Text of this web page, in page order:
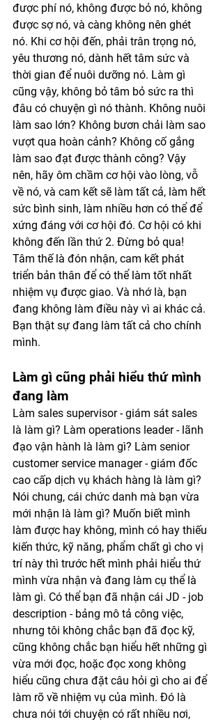
được phí nó, không được bỏ nó, không
được sợ nó, và càng không nên ghét
nó. Khi cơ hội đến, phải trân trọng nó,
yêu thương nó, dành hết tâm sức và
thời gian để nuôi dưỡng nó. Làm gì
cũng vậy, không bỏ tâm bỏ sức ra thì
đâu có chuyện gì nó thành. Không nuôi
làm sao lớn? Không bươn chải làm sao
vượt qua hoàn cảnh? Không cố gắng
làm sao đạt được thành công? Vậy
nên, hãy ôm chầm cơ hội vào lòng, vỗ
về nó, và cam kết sẽ làm tất cả, làm hết
sức bình sinh, làm nhiều hơn có thể để
xứng đáng với cơ hội đó. Cơ hội có khi
không đến lần thứ 2. Đừng bỏ qua!
Tâm thế là đón nhận, cam kết phát
triển bản thân để có thể làm tốt nhất
nhiệm vụ được giao. Và nhớ là, bạn
đang không làm điều này vì ai khác cả.
Bạn thật sự đang làm tất cả cho chính
mình.
Làm gì cũng phải hiểu thứ mình
đang làm
Làm sales supervisor - giám sát sales
là làm gì? Làm operations leader - lãnh
đạo vận hành là làm gì? Làm senior
customer service manager - giám đốc
cao cấp dịch vụ khách hàng là làm gì?
Nói chung, cái chức danh mà bạn vừa
mới nhận là làm gì? Muốn biết mình
làm được hay không, mình có hay thiếu
kiến thức, kỹ năng, phẩm chất gì cho vị
trí này thì trước hết mình phải hiểu thứ
mình vừa nhận và đang làm cụ thể là
làm gì. Có thể bạn đã nhận cái JD - job
description - bảng mô tả công việc,
nhưng tôi không chắc bạn đã đọc kỹ,
cũng không chắc bạn hiểu hết những gì
vừa mới đọc, hoặc đọc xong không
hiểu cũng chưa đặt câu hỏi gì cho ai để
làm rõ về nhiệm vụ của mình. Đó là
chưa nói tới chuyện có rất nhiều nơi,